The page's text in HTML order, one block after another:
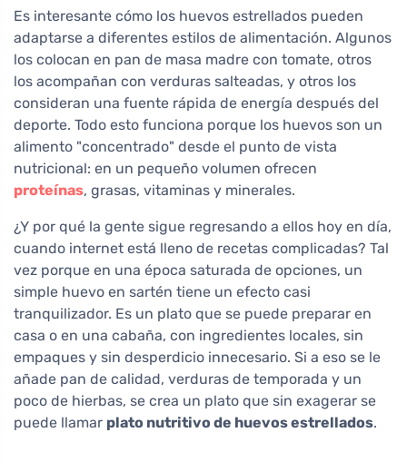
Es interesante cómo los huevos estrellados pueden
adaptarse a diferentes estilos de alimentación. Algunos
los colocan en pan de masa madre con tomate, otros
los acompañan con verduras salteadas, y otros los
consideran una fuente rápida de energía después del
deporte. Todo esto funciona porque los huevos son un
alimento "concentrado" desde el punto de vista
nutricional: en un pequeño volumen ofrecen
proteínas, grasas, vitaminas y minerales.
¿Y por qué la gente sigue regresando a ellos hoy en día,
cuando internet está lleno de recetas complicadas? Tal
vez porque en una época saturada de opciones, un
simple huevo en sartén tiene un efecto casi
tranquilizador. Es un plato que se puede preparar en
casa o en una cabaña, con ingredientes locales, sin
empaques y sin desperdicio innecesario. Si a eso se le
añade pan de calidad, verduras de temporada y un
poco de hierbas, se crea un plato que sin exagerar se
puede llamar plato nutritivo de huevos estrellados.